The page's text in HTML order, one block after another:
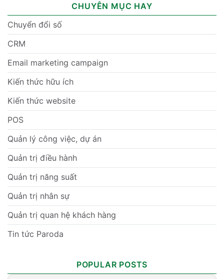
CHUYÊN MỤC HAY
Chuyển đổi số
CRM
Email marketing campaign
Kiến thức hữu ích
Kiến thức website
POS
Quản lý công việc, dự án
Quản trị điều hành
Quản trị năng suất
Quản trị nhân sự
Quản trị quan hệ khách hàng
Tin tức Paroda
POPULAR POSTS